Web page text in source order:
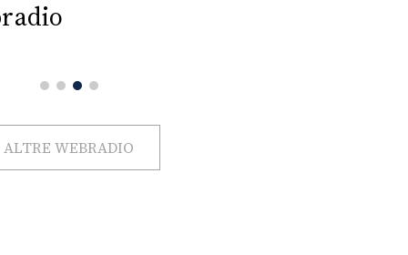
ALTRE WEBRADIO